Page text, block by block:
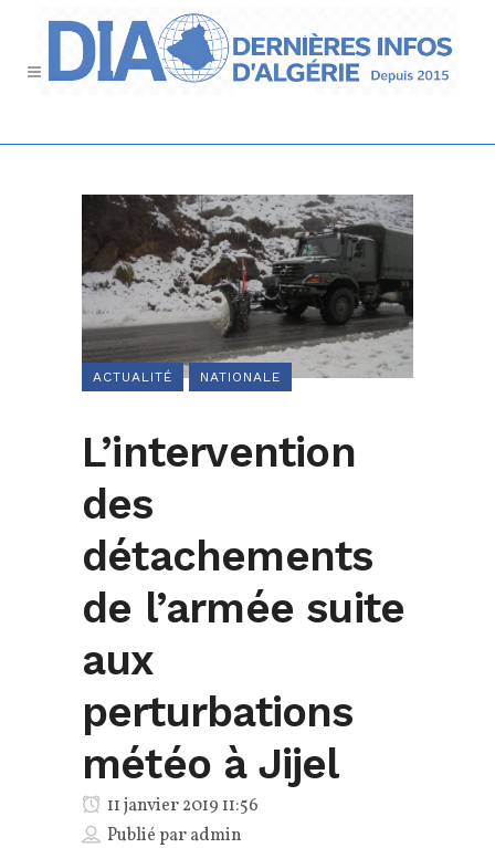
ACTUALITÉ NATIONALE
L’intervention
des
détachements
de l’armée suite
aux
perturbations
météo à Jijel
11 janvier 2019 11:56
Publié paradmin